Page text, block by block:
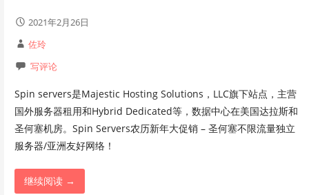
2021年2月26日
佐玲
写评论
Spin servers是Majestic Hosting Solutions，LLC旗下站点，主营
国外服务器租用和Hybrid Dedicated等，数据中心在美国达拉斯和
圣何塞机房。Spin Servers农历新年大促销 – 圣何塞不限流量独立
服务器/亚洲友好网络！
继续阅读 →